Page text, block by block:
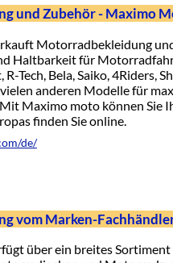
und Zubehör - Maximo
Motorradbekleidung
Haltbarkeit für
Tech, Bela, Saiko, 4Riders,
anderen Modelle für
Maximo moto können Sie
finden Sie online.
de/
vom Marken-
über ein breites